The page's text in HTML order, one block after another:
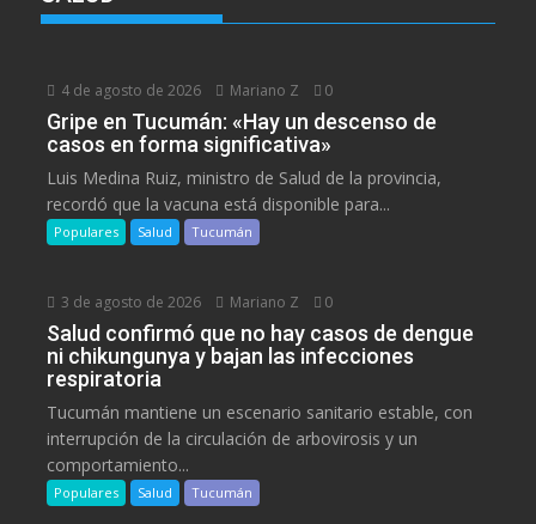
4 de agosto de 2026 Mariano Z 0
Gripe en Tucumán: «Hay un descenso de
casos en forma significativa»
Luis Medina Ruiz, ministro de Salud de la provincia,
recordó que la vacuna está disponible para...
Populares Salud Tucumán
3 de agosto de 2026 Mariano Z 0
Salud confirmó que no hay casos de dengue
ni chikungunya y bajan las infecciones
respiratoria
Tucumán mantiene un escenario sanitario estable, con
interrupción de la circulación de arbovirosis y un
comportamiento...
Populares Salud Tucumán